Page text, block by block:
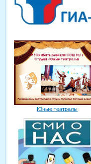
Юные театралы